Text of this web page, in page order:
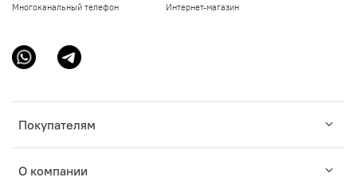
Покупателям
О компании
Многоканальный телефон Интернет-магазин